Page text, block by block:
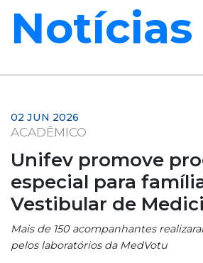
Notícias
02 JUN 2026
ACADÊMICO
Unifev promove
especial para
Vestibular de
Mais de 150 acompanhantes
pelos laboratórios da MedVotu